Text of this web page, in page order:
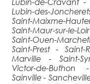
Lubin-des-
Saint-Maixme-
Saint-Maur-sur-le-
Saint-Ouen-
Saint-Prest - Saint-
Marville - Saint-
Victor-de-Buthon
Sainville -